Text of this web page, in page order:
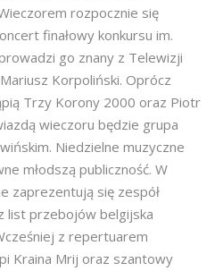
rozpocznie się
finałowy konkursu im.
go znany z Telewizji
Korpoliński. Oprócz
Trzy Korony 2000 oraz Piotr
wieczoru będzie grupa
Niedzielne muzyczne
młodszą publiczność. W
zaprezentują się zespół
list przebojów belgijska
z repertuarem
Kraina Mrij oraz szantowy